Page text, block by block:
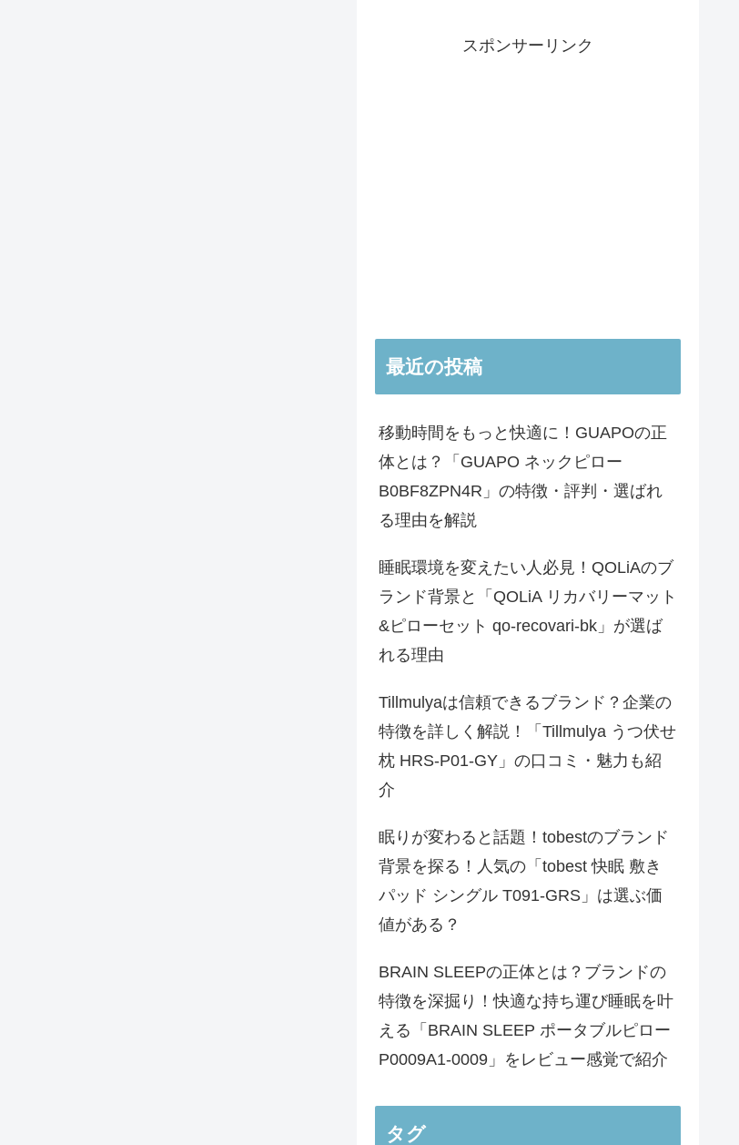
スポンサーリンク
最近の投稿
移動時間をもっと快適に！GUAPOの正
体とは？「GUAPO ネックピロー
B0BF8ZPN4R」の特徴・評判・選ばれ
る理由を解説
睡眠環境を変えたい人必見！QOLiAのブ
ランド背景と「QOLiA リカバリーマット
&ピローセット qo-recovari-bk」が選ば
れる理由
Tillmulyaは信頼できるブランド？企業の
特徴を詳しく解説！「Tillmulya うつ伏せ
枕 HRS-P01-GY」の口コミ・魅力も紹
介
眠りが変わると話題！tobestのブランド
背景を探る！人気の「tobest 快眠 敷き
パッド シングル T091-GRS」は選ぶ価
値がある？
BRAIN SLEEPの正体とは？ブランドの
特徴を深掘り！快適な持ち運び睡眠を叶
える「BRAIN SLEEP ポータブルピロー
P0009A1-0009」をレビュー感覚で紹介
タグ